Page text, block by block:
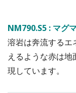
NM790.S5 : マグマ
溶岩は奔流するエ
えるような赤は
現しています。